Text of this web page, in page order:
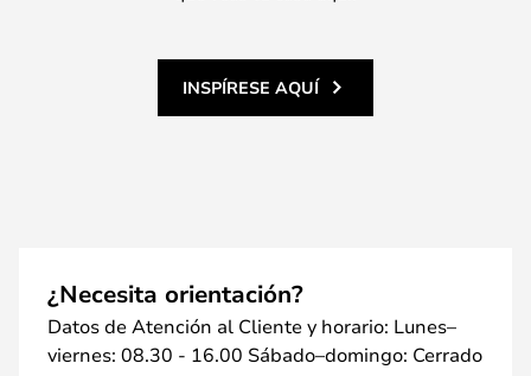
INSPÍRESE AQUÍ
¿Necesita orientación?
Datos de Atención al Cliente y horario: Lunes–
viernes: 08.30 - 16.00 Sábado–domingo: Cerrado